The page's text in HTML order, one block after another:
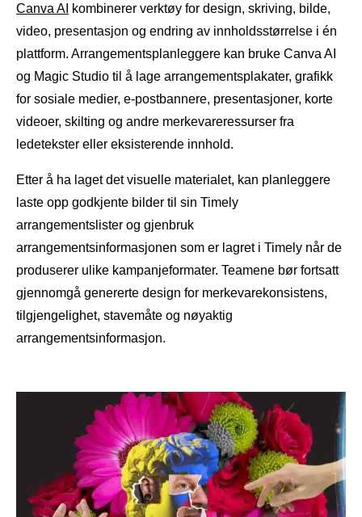
Canva AI kombinerer verktøy for design, skriving, bilde,
video, presentasjon og endring av innholdsstørrelse i én
plattform. Arrangementsplanleggere kan bruke Canva AI
og Magic Studio til å lage arrangementsplakater, grafikk
for sosiale medier, e-postbannere, presentasjoner, korte
videoer, skilting og andre merkevareressurser fra
ledetekster eller eksisterende innhold.
Etter å ha laget det visuelle materialet, kan planleggere
laste opp godkjente bilder til sin Timely
arrangementslister og gjenbruk
arrangementsinformasjonen som er lagret i Timely når de
produserer ulike kampanjeformater. Teamene bør fortsatt
gjennomgå genererte design for merkevarekonsistens,
tilgjengelighet, stavemåte og nøyaktig
arrangementsinformasjon.